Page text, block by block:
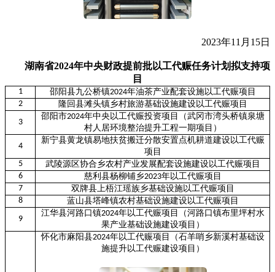
2023年11月15日
湖南省2024年中央财政提前批以工代赈任务计划拟支持项
目
1 邵阳县九公桥镇2024年油茶产业配套设施以工代赈项目
2
隆回县滩头镇乡村旅游基础设施建设以工代赈项目
3
邵阳市2024年中央以工代赈投资项目（武冈市湾头桥镇泉塘
村人居环境整治提升工程一期项目）
4
新宁县黄龙镇易地扶贫搬迁分散安置点机耕道建设以工代赈
项目
5
武陵源区协合乡农村产业发展配套设施建设以工代赈项目
6
慈利县杨柳铺乡2023年以工代赈项目
7
双牌县上梧江瑶族乡基础设施以工代赈项目
8
蓝山县塔峰镇农村基础设施建设以工代赈项目
9
江华县河路口镇2024年以工代赈项目（河路口镇布里坪村水
果产业基础设施建设项目）
怀化市麻阳县2024年以工代赈项目（石羊哨乡新溪村基础设
施提升以工代赈建设项目）